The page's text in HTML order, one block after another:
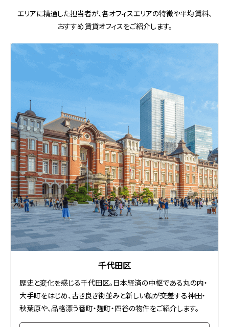
エリアに精通した担当者が、各オフィスエリアの特徴や平均賃料、
おすすめ賃貸オフィスをご紹介します。
千代田区
歴史と変化を感じる千代田区。日本経済の中枢である丸の内・
大手町をはじめ、古き良き街並みと新しい顔が交差する神田・
秋葉原や、品格漂う番町・麹町・四谷の物件をご紹介します。